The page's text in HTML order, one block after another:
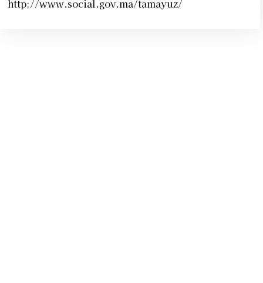
http://www.social.gov.ma/tamayuz/